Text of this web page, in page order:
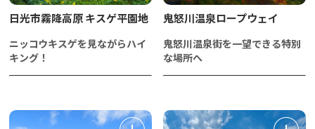
日光市霧降高原 キスゲ平園地
ニッコウキスゲを見ながらハイ
キング！
鬼怒川温泉ロープウェイ
鬼怒川温泉街を一望できる特別
な場所へ